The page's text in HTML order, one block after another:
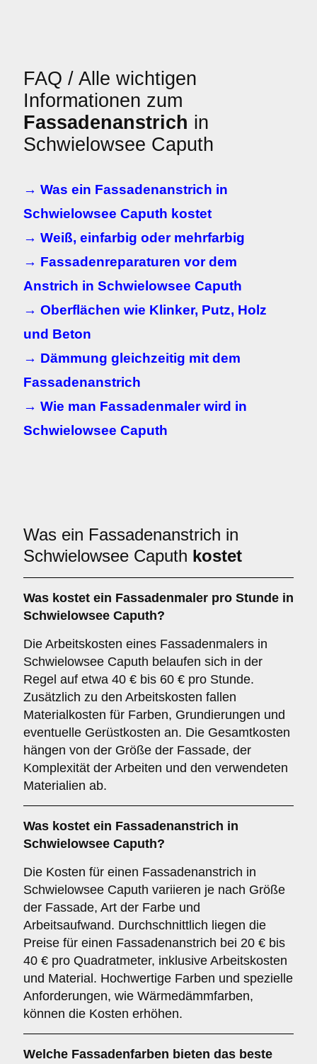
FAQ / Alle wichtigen
Informationen zum
Fassadenanstrich in
Schwielowsee Caputh
→ Was ein Fassadenanstrich in
Schwielowsee Caputh kostet
→ Weiß, einfarbig oder mehrfarbig
→ Fassadenreparaturen vor dem
Anstrich in Schwielowsee Caputh
→ Oberflächen wie Klinker, Putz, Holz
und Beton
→ Dämmung gleichzeitig mit dem
Fassadenanstrich
→ Wie man Fassadenmaler wird in
Schwielowsee Caputh
Was ein Fassadenanstrich in
Schwielowsee Caputh kostet
Was kostet ein Fassadenmaler pro Stunde in
Schwielowsee Caputh?
Die Arbeitskosten eines Fassadenmalers in
Schwielowsee Caputh belaufen sich in der
Regel auf etwa 40 € bis 60 € pro Stunde.
Zusätzlich zu den Arbeitskosten fallen
Materialkosten für Farben, Grundierungen und
eventuelle Gerüstkosten an. Die Gesamtkosten
hängen von der Größe der Fassade, der
Komplexität der Arbeiten und den verwendeten
Materialien ab.
Was kostet ein Fassadenanstrich in
Schwielowsee Caputh?
Die Kosten für einen Fassadenanstrich in
Schwielowsee Caputh variieren je nach Größe
der Fassade, Art der Farbe und
Arbeitsaufwand. Durchschnittlich liegen die
Preise für einen Fassadenanstrich bei 20 € bis
40 € pro Quadratmeter, inklusive Arbeitskosten
und Material. Hochwertige Farben und spezielle
Anforderungen, wie Wärmedämmfarben,
können die Kosten erhöhen.
Welche Fassadenfarben bieten das beste